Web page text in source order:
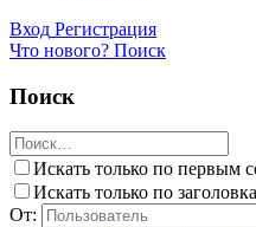
Вход Регистрация
Что нового? Поиск
Поиск
Искать только по первым
Искать только по
От: